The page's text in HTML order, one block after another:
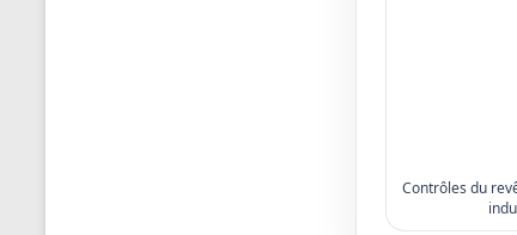
Contrôles du